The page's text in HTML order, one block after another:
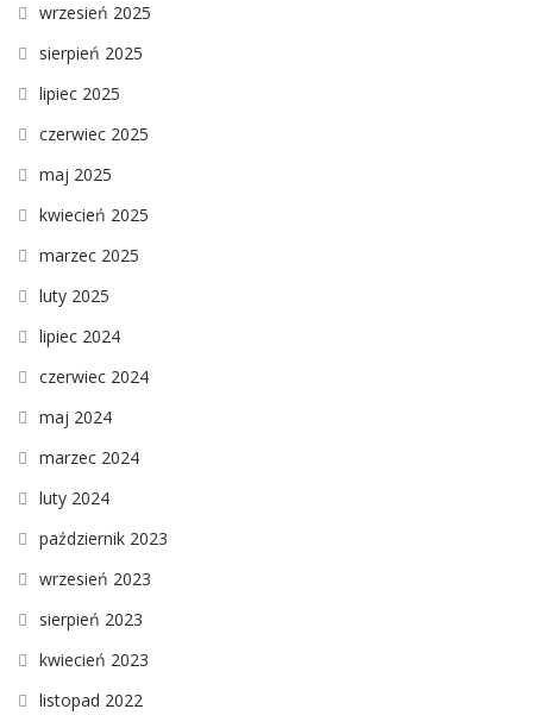
wrzesień 2025
sierpień 2025
lipiec 2025
czerwiec 2025
maj 2025
kwiecień 2025
marzec 2025
luty 2025
lipiec 2024
czerwiec 2024
maj 2024
marzec 2024
luty 2024
październik 2023
wrzesień 2023
sierpień 2023
kwiecień 2023
listopad 2022